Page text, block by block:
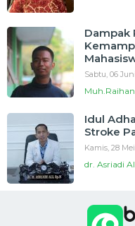
Dampak
Sabtu, 06
Muh.Raihan
Idul
Stroke
Kamis, 28 Mei
dr. Asriadi